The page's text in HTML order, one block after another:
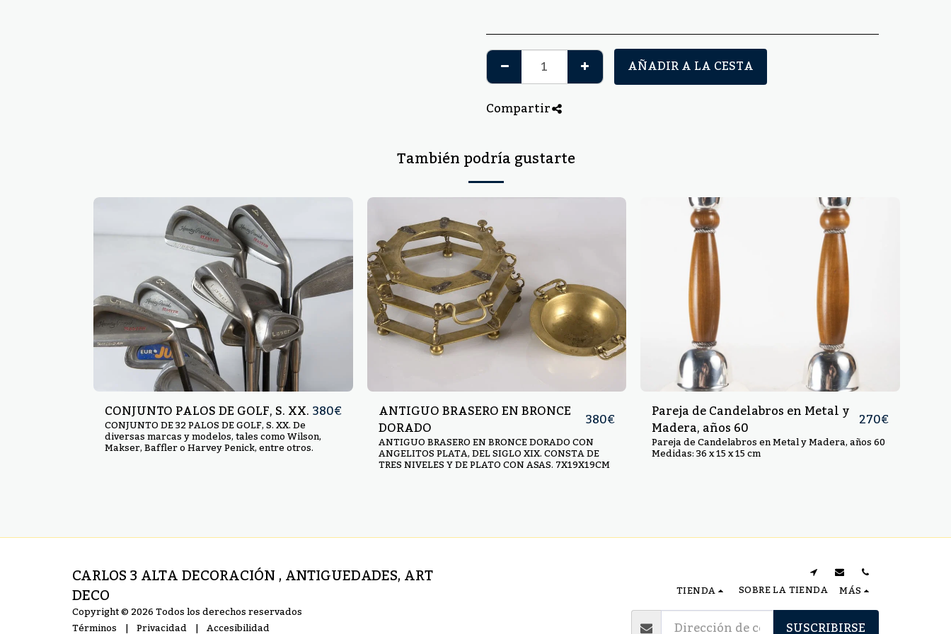
AÑADIR A LA CESTA
Compartir
También podría gustarte
CONJUNTO PALOS DE GOLF, S. XX.380€
CONJUNTO DE 32 PALOS DE GOLF, S. XX. De
diversas marcas y modelos, tales como Wilson,
Makser, Baffler o Harvey Penick, entre otros.
ANTIGUO BRASERO EN BRONCE
DORADO 380€
ANTIGUO BRASERO EN BRONCE DORADO CON
ANGELITOS PLATA, DEL SIGLO XIX. CONSTA DE
TRES NIVELES Y DE PLATO CON ASAS. 7X19X19CM
Pareja de Candelabros en Metal y
Madera, años 60 270€
Pareja de Candelabros en Metal y Madera, años 60
Medidas: 36 x 15 x 15 cm
CARLOS 3 ALTA DECORACIÓN , ANTIGUEDADES, ART
DECO
Copyright © 2026 Todos los derechos reservados
Términos | Privacidad | Accesibilidad
TIENDA SOBRE LA TIENDA MÁS
SUSCRIBIRSE